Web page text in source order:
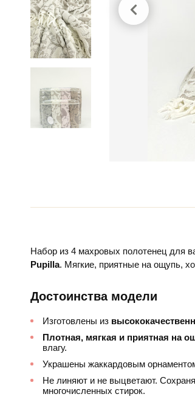
Набор из 4 махровых полотенец для
Pupilla. Мягкие, приятные на ощупь,
Достоинства модели
Изготовлены из
Плотная, мягкая и приятная на
влагу.
Украшены жаккардовым
Не линяют и не выцветают.
многочисленных стирок.